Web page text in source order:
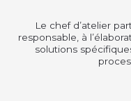
Le chef d’atelier
responsable, à
solutions